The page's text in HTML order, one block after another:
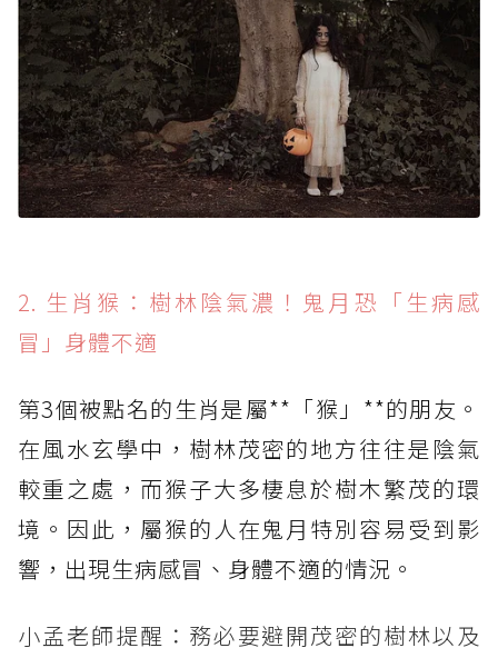
2. 生肖猴：樹林陰氣濃！鬼月恐「生病感
冒」身體不適
第3個被點名的生肖是屬**「猴」**的朋友。
在風水玄學中，樹林茂密的地方往往是陰氣
較重之處，而猴子大多棲息於樹木繁茂的環
境。因此，屬猴的人在鬼月特別容易受到影
響，出現生病感冒、身體不適的情況。
小孟老師提醒：務必要避開茂密的樹林以及